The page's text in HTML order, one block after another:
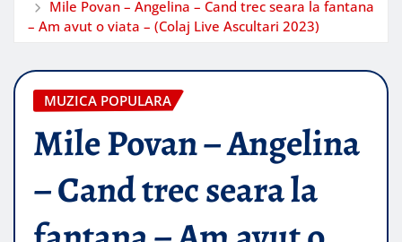
Mile Povan – Angelina – Cand trec seara la fantana
– Am avut o viata – (Colaj Live Ascultari 2023)
MUZICA POPULARA
Mile Povan – Angelina
– Cand trec seara la